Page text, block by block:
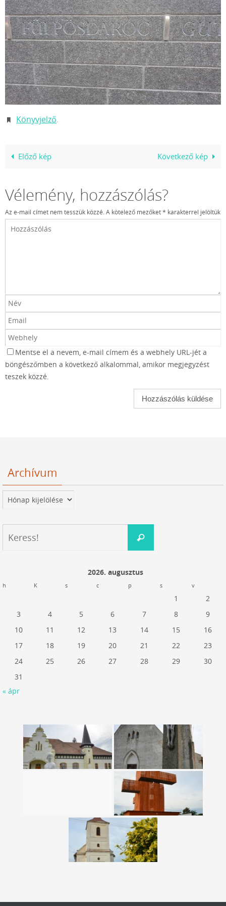
Könyvjelző.
Előző kép Következő kép
Vélemény, hozzászólás?
Az e-mail címet nem tesszük közzé.A kötelező mezőket* karakterrel jelöltük
Mentse el a nevem, e-mail címem és a webhely URL-jét a
böngészőmben a következő alkalommal, amikor megjegyzést
teszek közzé.
Archívum
Archívum
Keress!
2026. augusztus
h K s c p s v
1
2
3
4 5 6 7 8
9
10
11 12 13 14 15
16
17
18 19 20 21 22
23
24
25 26 27 28 29
30
31
« ápr